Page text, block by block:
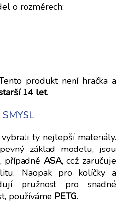
o rozměrech:
produkt není hračka a
14 let.
SMYSL
ty nejlepší materiály.
základ modelu, jsou
, případně ASA, což zaručuje
Naopak pro kolíčky a
pružnost pro snadné
používáme PETG.